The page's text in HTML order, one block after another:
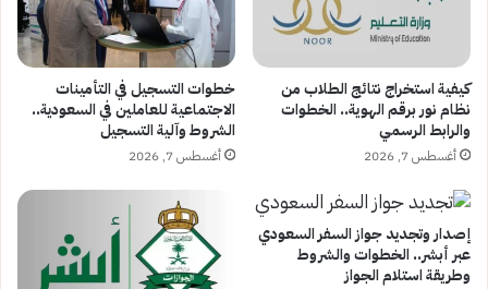
كيفية استخراج نتائج الطلاب من
نظام نور برقم الهوية.. الخطوات
والرابط الرسمي
أغسطس 7, 2026
خطوات التسجيل في التأمينات
الاجتماعية للعاملين في السعودية..
الشروط وآلية التسجيل
أغسطس 7, 2026
إصدار وتجديد جواز السفر السعودي
عبر أبشر.. الخطوات والشروط
وطريقة استلام الجواز